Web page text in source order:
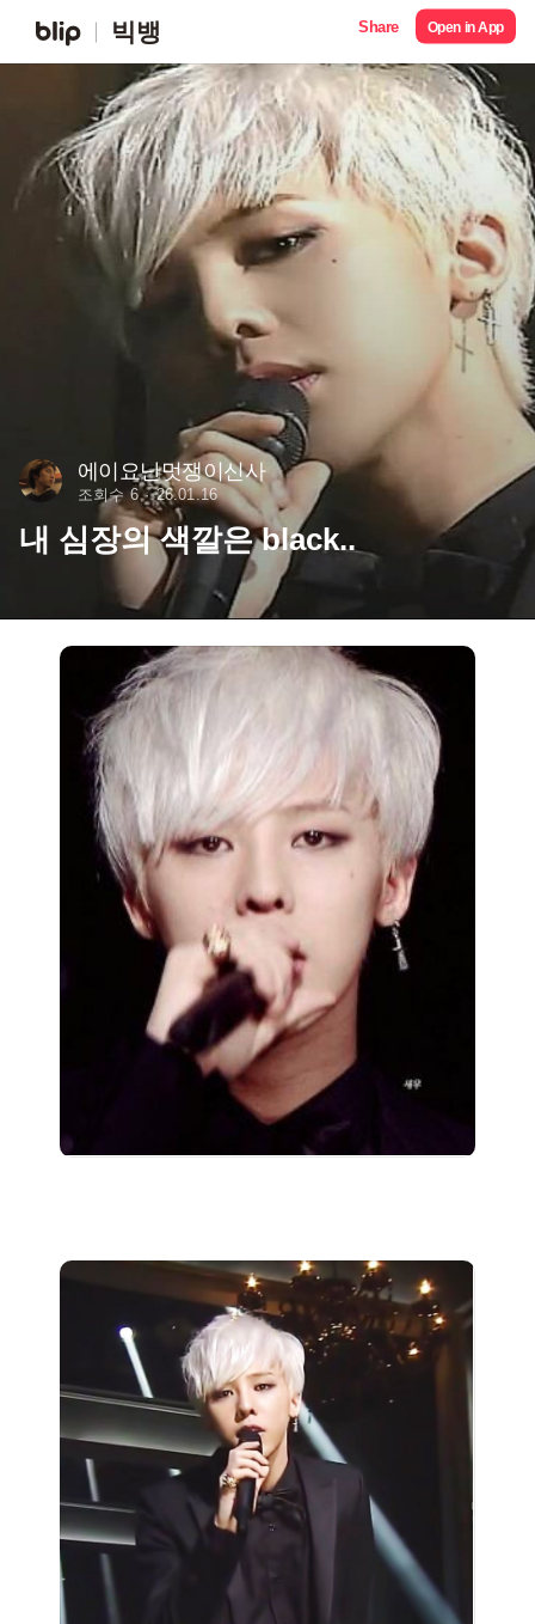
빅뱅 Share Open in App
에이요난멋쟁이신사
조회수 6 26.01.16
내 심장의 색깔은 black..